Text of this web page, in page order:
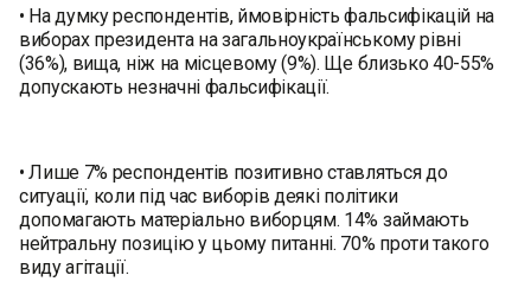
• На думку респондентів, ймовірність фальсифікацій на
виборах президента на загальноукраїнському рівні
(36%), вища, ніж на місцевому (9%). Ще близько 40-55%
допускають незначні фальсифікації.
• Лише 7% респондентів позитивно ставляться до
ситуації, коли під час виборів деякі політики
допомагають матеріально виборцям. 14% займають
нейтральну позицію у цьому питанні. 70% проти такого
виду агітації.